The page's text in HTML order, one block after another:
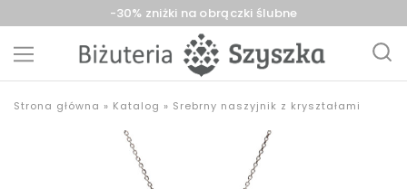
-30% zniżki na obrączki ślubne
Szyszka
z
Strona główna » Katalog » Srebrny naszyjnik z kryształami